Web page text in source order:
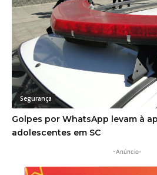
Segurança
Golpes por WhatsApp levam à
adolescentes em SC
-Anúncio-